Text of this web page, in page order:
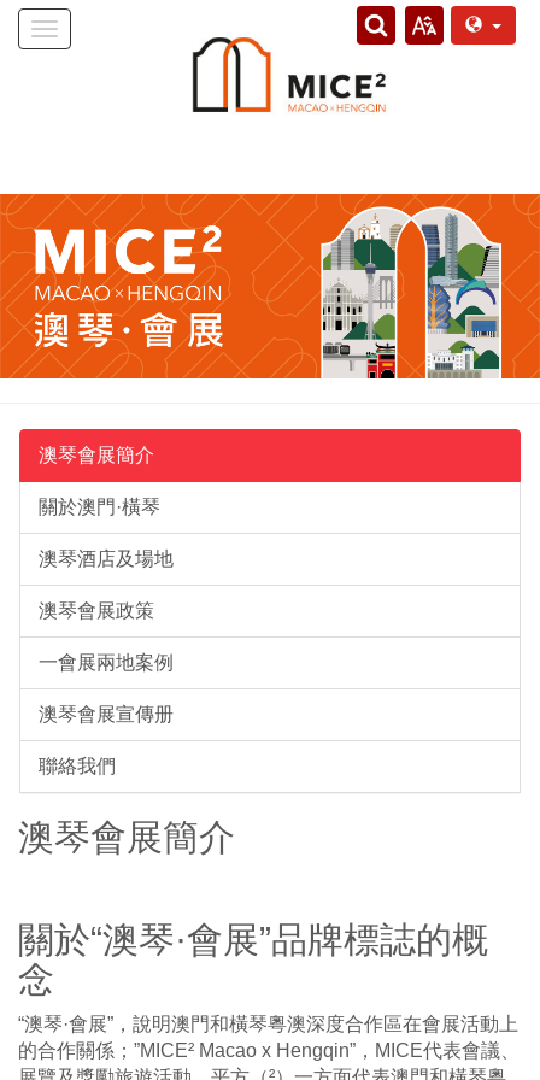
Toggle
澳琴會展簡介
關於澳門·橫琴
澳琴酒店及場地
澳琴會展政策
一會展兩地案例
澳琴會展宣傳册
聯絡我們
澳琴會展簡介
關於“澳琴·會展”品牌標誌的概
念
“澳琴·會展”，說明澳門和橫琴粵澳深度合作區在會展活動上
的合作關係；”MICE² Macao x Hengqin”，MICE代表會議、